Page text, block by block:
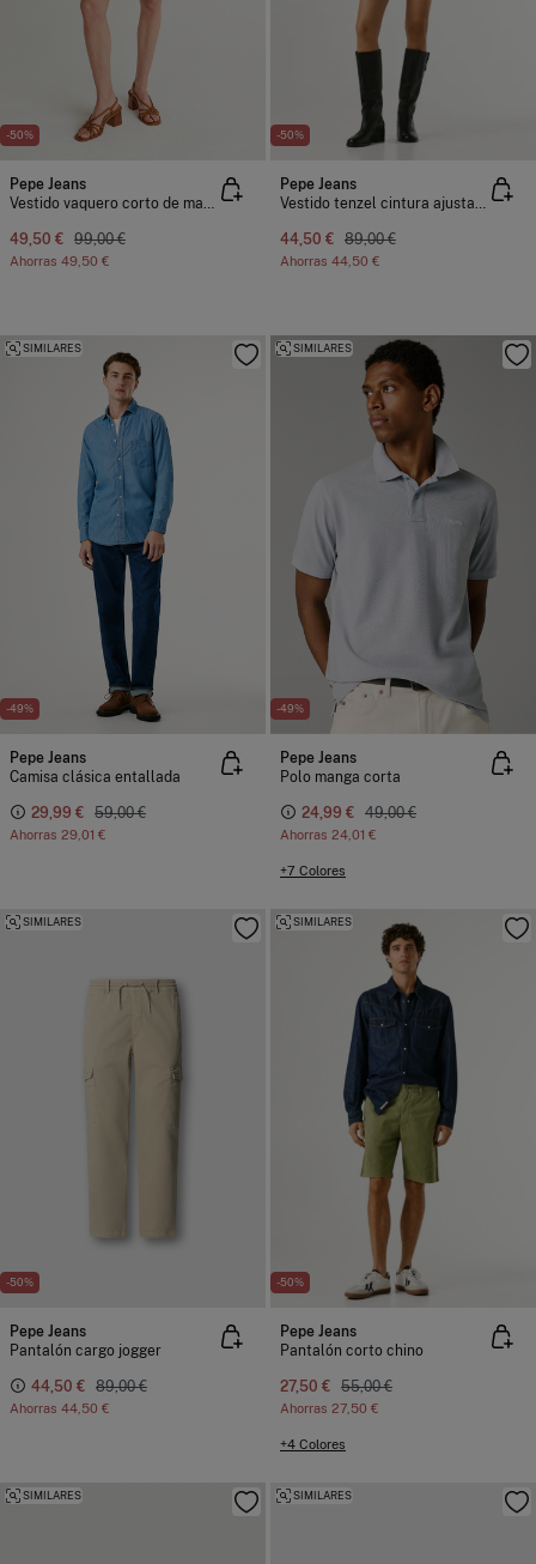
-50%
Pepe Jeans
49,50 € 99,00 €
Ahorras 49,50 €
-50%
Pepe Jeans
44,50 € 89,00 €
Ahorras 44,50 €
-49%
SIMILARES
Pepe Jeans
Camisa clásica entallada
29,99 € 59,00 €
Ahorras 29,01 €
-49%
SIMILARES
Pepe Jeans
Polo manga corta
24,99 € 49,00 €
Ahorras 24,01 €
+7 Colores
-50%
SIMILARES
Pepe Jeans
Pantalón cargo jogger
44,50 € 89,00 €
Ahorras 44,50 €
-50%
SIMILARES
Pepe Jeans
Pantalón corto chino
27,50 € 55,00 €
Ahorras 27,50 €
+4 Colores
SIMILARES SIMILARES